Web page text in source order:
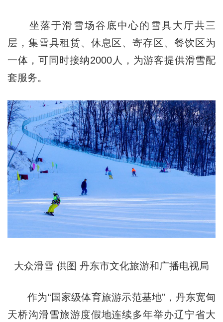
坐落于滑雪场谷底中心的雪具大厅共三
层，集雪具租赁、休息区、寄存区、餐饮区为
一体，可同时接纳2000人，为游客提供滑雪配
套服务。
大众滑雪 供图 丹东市文化旅游和广播电视局
作为“国家级体育旅游示范基地”，丹东宽甸
天桥沟滑雪旅游度假地连续多年举办辽宁省大